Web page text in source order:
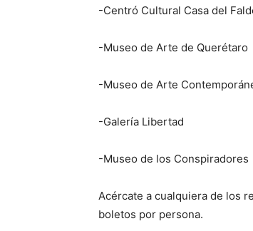
-Centró Cultural Casa del
-Museo de Arte de Querétaro
-Museo de Arte
-Galería Libertad
-Museo de los Conspiradores
Acércate a cualquiera de los
boletos por persona.